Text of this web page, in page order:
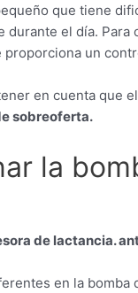
que tiene
durante el día.
un
en cuenta que
sobreoferta.
la
de lactancia.
en la